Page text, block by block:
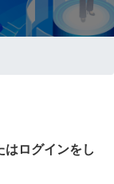
はログインをし